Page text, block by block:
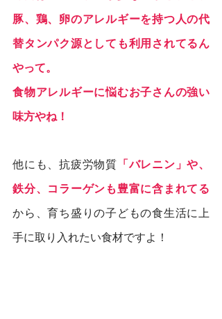
豚、鶏、卵のアレルギーを持つ人の代
替タンパク源としても利用されてるん
やって。
食物アレルギーに悩むお子さんの強い
味方やね！
他にも、抗疲労物質 「バレニン」や、
鉄分、コラーゲンも豊富に含まれてる
から、育ち盛りの子どもの食生活に上
手に取り入れたい食材ですよ！